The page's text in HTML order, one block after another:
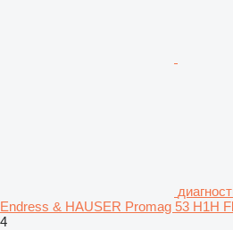
Endress & HAUSER Promag 53 H1H
4